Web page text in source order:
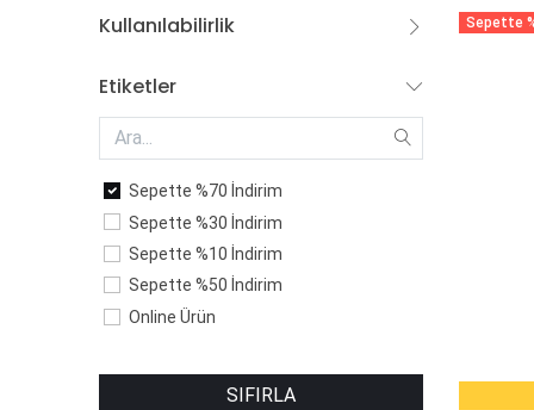
Kullanılabilirlik
Etiketler
Sepette %70 İndirim
Sepette %30 İndirim
Sepette %10 İndirim
Sepette %50 İndirim
Online Ürün
SIFIRLA
Sepette